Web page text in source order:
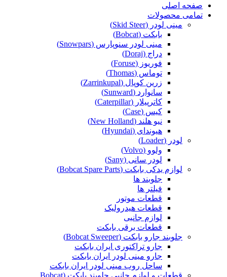
صفحه اصلی
تمامی محصولات
مینی لودر (Skid Steer)
بابکت (Bobcat)
مینی لودر سنوپارس (Snowpars)
دراج (Doraj)
فوریوز (Foruse)
توماس (Thomas)
زرین کوپال (Zarrinkupal)
سانوارد (Sunward)
کاترپیلار (Caterpillar)
کیس (Case)
نیو هلند (New Holland)
هیوندای (Hyundai)
لودر (Loader)
ولوو (Volvo)
لودر سانی (Sany)
لوازم یدکی بابکت (Bobcat Spare Parts)
جلوبند ها
فیلتر ها
قطعات موتور
قطعات هیدرولیک
لوازم جانبی
قطعات برقی بابکت
جلوبند جارو بابکت (Bobcat Sweeper)
جارو تراکتوری ایران بابکت
جارو مینی لودر ایران بابکت
ساحل روب مینی لودر ایران بابکت
قطعات و لوازم جانبی جلوبند بابکت (Bobcat